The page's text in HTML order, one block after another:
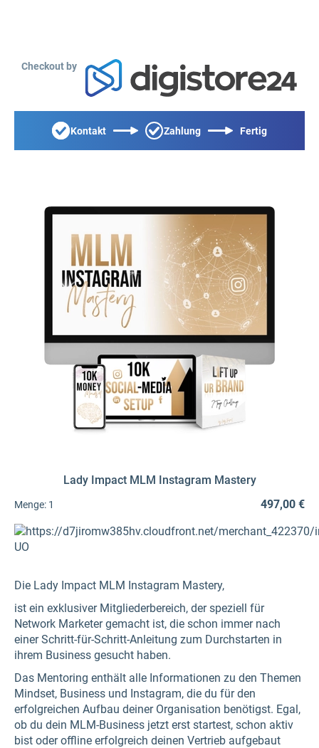
Checkout by
Kontakt Zahlung Fertig
Lady Impact MLM Instagram Mastery
Menge: 1 497,00 €
Die Lady Impact MLM Instagram Mastery,
ist ein exklusiver Mitgliederbereich, der speziell für
Network Marketer gemacht ist, die schon immer nach
einer Schritt-für-Schritt-Anleitung zum Durchstarten in
ihrem Business gesucht haben.
Das Mentoring enthält alle Informationen zu den Themen
Mindset, Business und Instagram, die du für den
erfolgreichen Aufbau deiner Organisation benötigst. Egal,
ob du dein MLM-Business jetzt erst startest, schon aktiv
bist oder offline erfolgreich deinen Vertrieb aufgebaut